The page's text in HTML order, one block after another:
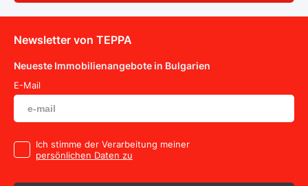
Newsletter von TEPPA
Neueste Immobilienangebote in Bulgarien
E-Mail
Ich stimme der Verarbeitung meiner
persönlichen Daten zu